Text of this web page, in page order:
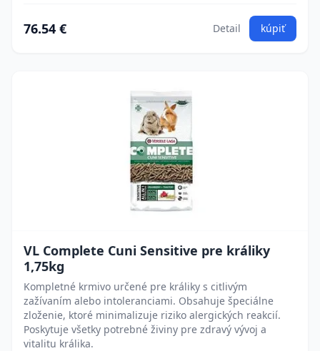
76.54 € Detail kúpiť
VL Complete Cuni Sensitive pre králiky
1,75kg
Kompletné krmivo určené pre králiky s citlivým
zažívaním alebo intoleranciami. Obsahuje špeciálne
zloženie, ktoré minimalizuje riziko alergických reakcií.
Poskytuje všetky potrebné živiny pre zdravý vývoj a
vitalitu králika.